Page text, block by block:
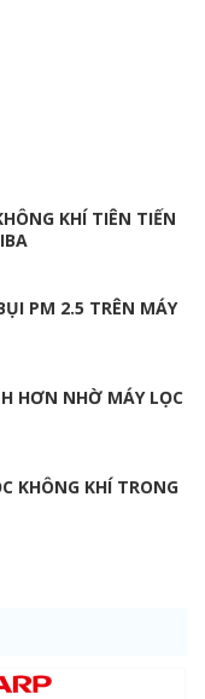
ion
bào nấm mốc, tác
trong không khí
mẻ.
KHÍ TIÊN TIẾN
PM 2.5 TRÊN MÁY
HƠN NHỜ MÁY LỌC
KHÔNG KHÍ TRONG